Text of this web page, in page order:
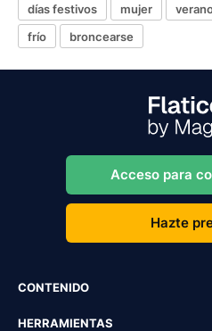
días festivos mujer
frío
broncearse
Acceso para
Hazte
CONTENIDO
HERRAMIENTAS